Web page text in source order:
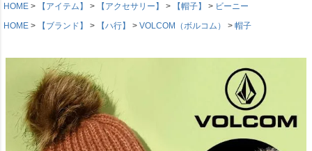
HOME 【アイテム】 【アクセサリー】 【帽子】
ビーニー
HOME
【ブランド】 【ハ行】 VOLCOM（ボルコム） 帽子